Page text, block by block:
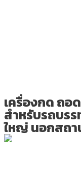
เครื่องกด ถอ
สำหรับรถบร
ใหญ่ นอกสถ